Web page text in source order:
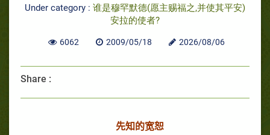
Under category : 谁是穆罕默德(愿主赐福之,并使其平安)
安拉的使者?
6062 2009/05/18 2026/08/06
Share :
先知的宽恕